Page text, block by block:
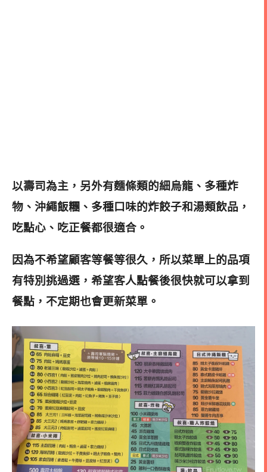
以壽司為主，另外有麵條類的細烏龍、多種炸
物、沖繩飯糰、多種口味的炸餃子和湯類飲品，
吃點心、吃正餐都很適合。
因為不希望顧客等餐等很久，所以菜單上的品項
有特別挑過選，希望客人點餐後很快就可以拿到
餐點，不定期也會更新菜單。